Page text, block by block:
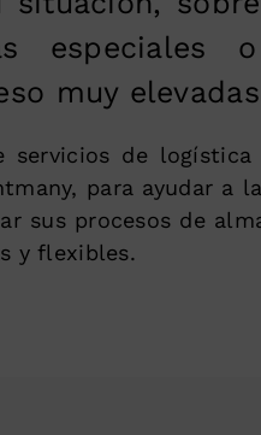
especiales
muy
servicios de
para ayudar a
sus procesos de
y flexibles.